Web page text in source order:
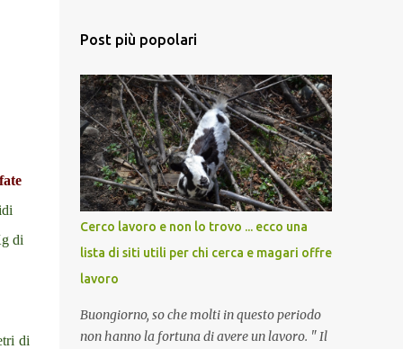
di
di
Post più popolari
Cerco lavoro e non lo trovo ... ecco una
lista di siti utili per chi cerca e magari offre
lavoro
Buongiorno, so che molti in questo periodo
non hanno la fortuna di avere un lavoro. " Il